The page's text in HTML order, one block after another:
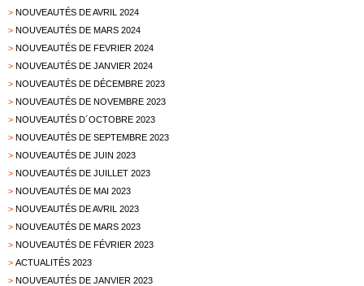
> NOUVEAUTÉS DE AVRIL 2024
> NOUVEAUTÉS DE MARS 2024
> NOUVEAUTÉS DE FEVRIER 2024
> NOUVEAUTÉS DE JANVIER 2024
> NOUVEAUTÉS DE DÉCEMBRE 2023
> NOUVEAUTÉS DE NOVEMBRE 2023
> NOUVEAUTÉS D´OCTOBRE 2023
> NOUVEAUTÉS DE SEPTEMBRE 2023
> NOUVEAUTÉS DE JUIN 2023
> NOUVEAUTÉS DE JUILLET 2023
> NOUVEAUTÉS DE MAI 2023
> NOUVEAUTÉS DE AVRIL 2023
> NOUVEAUTÉS DE MARS 2023
> NOUVEAUTÉS DE FÉVRIER 2023
> ACTUALITÉS 2023
> NOUVEAUTÉS DE JANVIER 2023